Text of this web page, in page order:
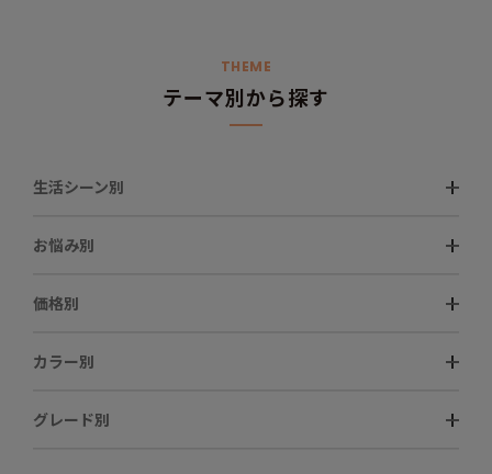
THEME
テーマ別から探す
生活シーン別
お悩み別
価格別
カラー別
グレード別